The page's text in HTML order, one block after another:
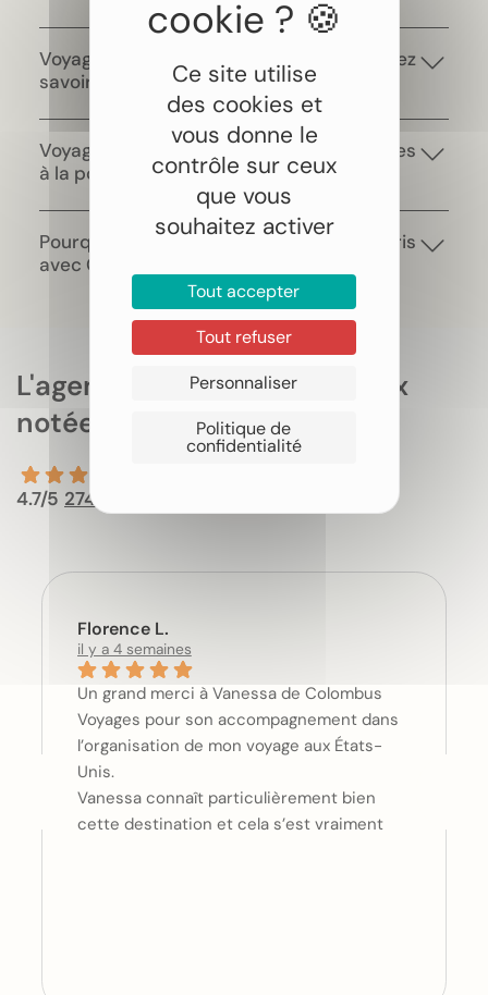
Ce site utilise
des cookies et
vous donne le
contrôle sur ceux
que vous
souhaitez activer
Tout accepter
Tout refuser
Personnaliser
Politique de
confidentialité
Voyage au Japon, tout ce que vous devez
savoir
Voyage au Japon : de la frénésie des villes
à la poésie des montagnes
Pourquoi un voyage au Japon tout compris
avec Colombus Voyages ?
L'agence de voyages la mieux
notée
4.7/5 274 avis
Florence L.
il y a 4 semaines
Un grand merci à Vanessa de Colombus
Voyages pour son accompagnement dans
l’organisation de mon voyage aux États-
Unis.
Vanessa connaît particulièrement bien
cette destination et cela s’est vraiment